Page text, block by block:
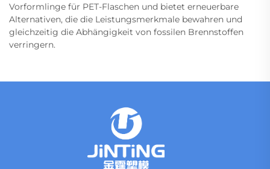
Vorformlinge für PET-Flaschen und bietet erneuerbare
Alternativen, die die Leistungsmerkmale bewahren und
gleichzeitig die Abhängigkeit von fossilen Brennstoffen
verringern.